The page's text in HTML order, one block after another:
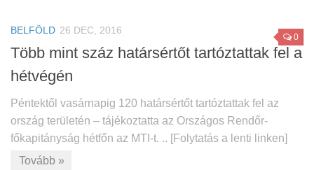
0
BELFÖLD 26 DEC, 2016
Több mint száz határsértőt tartóztattak fel a
hétvégén
Péntektől vasárnapig 120 határsértőt tartóztattak fel az
ország területén – tájékoztatta az Országos Rendőr-
főkapitányság hétfőn az MTI-t. .. [Folytatás a lenti linken]
Tovább »